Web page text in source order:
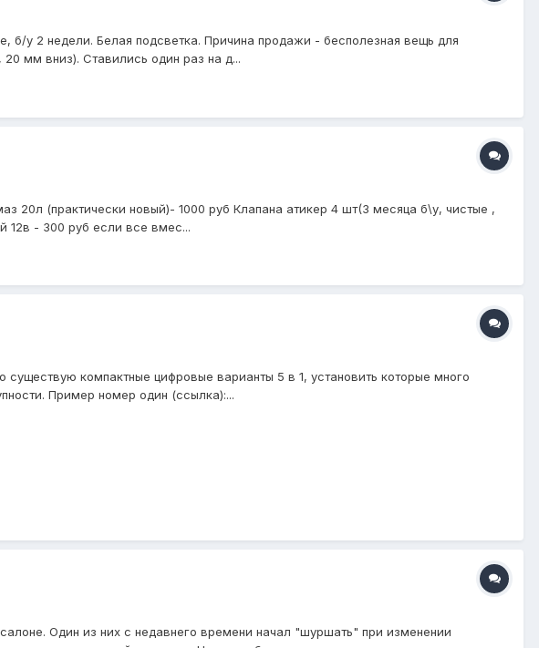
б/у 2 недели. Белая подсветка. Причина продажи - бесполезная вещь для
мм вниз). Ставились один раз на д...
20л (практически новый)- 1000 руб Клапана атикер 4 шт(3 месяца б\у, чистые ,
12в - 300 руб если все вмес...
компактные цифровые варианты 5 в 1, установить которые много
Пример номер один (ссылка):...
Один из них с недавнего времени начал "шуршать" при изменении